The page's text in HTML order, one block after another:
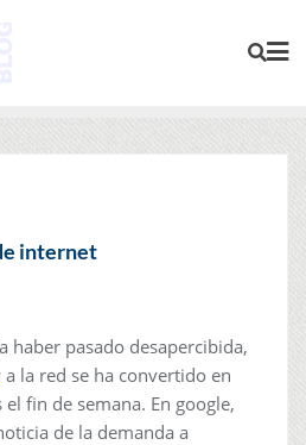
internet
haber pasado desapercibida,
a la red se ha convertido en
fin de semana. En google,
de la demanda a